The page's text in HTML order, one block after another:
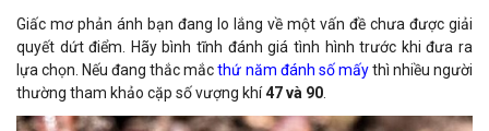
Giấc mơ phản ánh bạn đang lo lắng về một vấn đề chưa được giải
quyết dứt điểm. Hãy bình tĩnh đánh giá tình hình trước khi đưa ra
lựa chọn. Nếu đang thắc mắcthứ năm đánh số mấythì nhiều người
thường tham khảo cặp số vượng khí47 và 90